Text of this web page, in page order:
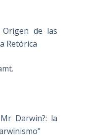
de las
Retórica
Darwin?: la